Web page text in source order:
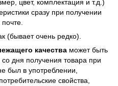
цвет, комплектация и т.д.)
сразу при получении
(бывает очень редко).
качества может быть
дня получения товара при
был в употреблении,
свойства,